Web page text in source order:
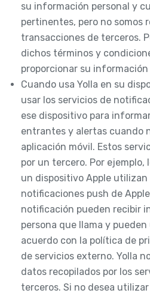
su información personal y
pertinentes, pero no somos
transacciones de terceros.
dichos términos y
proporcionar su
Cuando usa Yolla en su
usar los servicios de
ese dispositivo para
entrantes y alertas cuando
aplicación móvil. Estos
por un tercero. Por ejemplo,
un dispositivo Apple utilizan
notificaciones push de
notificación pueden recibir
persona que llama y
acuerdo con la política de
de servicios externo. Yolla
datos recopilados por los
terceros. Si no desea